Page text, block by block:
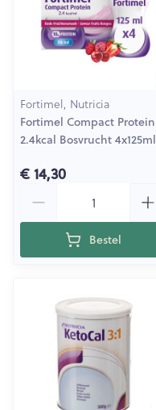
Fortimel, Nutricia
Fortimel Compact Protein
2.4kcal Bosvrucht 4x125ml
€ 14,30
Bestel